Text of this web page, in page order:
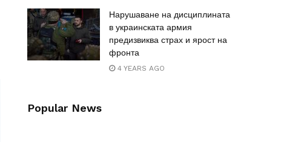
Нарушаване на дисциплината
в украинската армия
предизвиква страх и ярост на
фронта
4 YEARS AGO
Popular News